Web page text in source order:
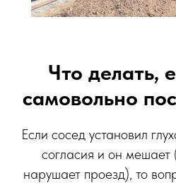
Что делать,
самовольно
Если сосед установил
согласия и он мешает
нарушает проезд), то